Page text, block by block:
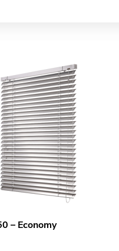
– Economy